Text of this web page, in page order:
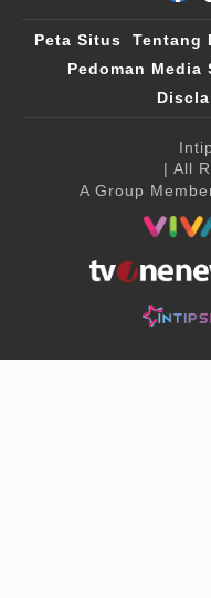
Peta Situs Tentang
Pedoman Media
| All
A Group